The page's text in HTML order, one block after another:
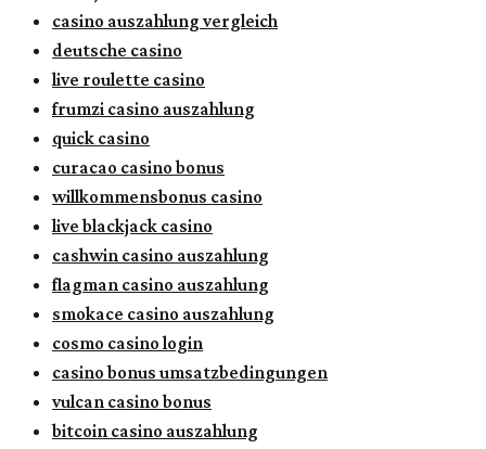
casino auszahlung vergleich
deutsche casino
live roulette casino
frumzi casino auszahlung
quick casino
curacao casino bonus
willkommensbonus casino
live blackjack casino
cashwin casino auszahlung
flagman casino auszahlung
smokace casino auszahlung
cosmo casino login
casino bonus umsatzbedingungen
vulcan casino bonus
bitcoin casino auszahlung